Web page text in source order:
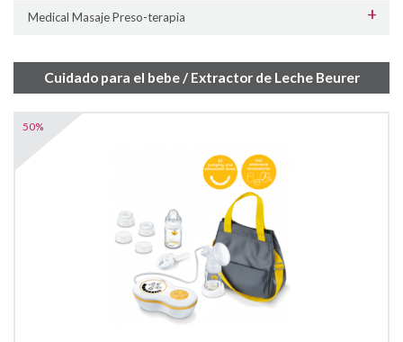
Medical Masaje Preso-terapia
Cuidado para el bebe / Extractor de Leche Beurer
50%